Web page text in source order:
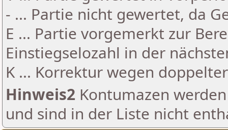
- ... Partie nicht gewertet, da
E ... Partie vorgemerkt zur
Einstiegselozahl in der
K ... Korrektur wegen
Hinweis2 Kontumazen
und sind in der Liste nicht